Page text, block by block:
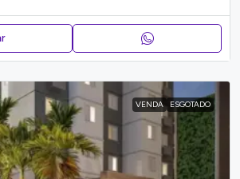
VENDA ESGOTADO